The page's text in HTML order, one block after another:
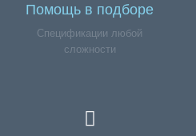
Помощь в подборе
Спецификации любой
сложности